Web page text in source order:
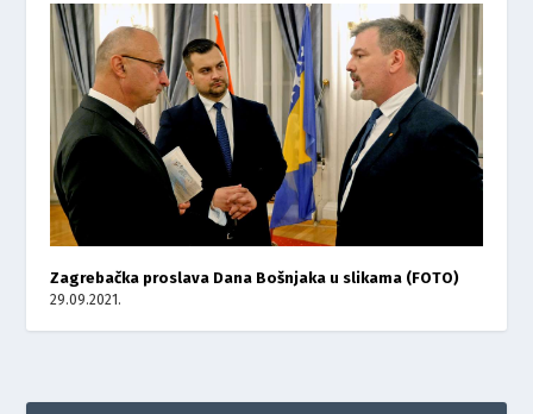
Zagrebačka proslava Dana Bošnjaka u slikama (FOTO)
29.09.2021.